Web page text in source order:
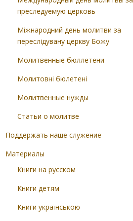
преследуемую церковь
Міжнародний день молитви за
переслідувану церкву Божу
Молитвенные бюллетени
Молитовні бюлетені
Молитвенные нужды
Статьи о молитве
Поддержать наше служение
Материалы
Книги на русском
Книги детям
Книги українською